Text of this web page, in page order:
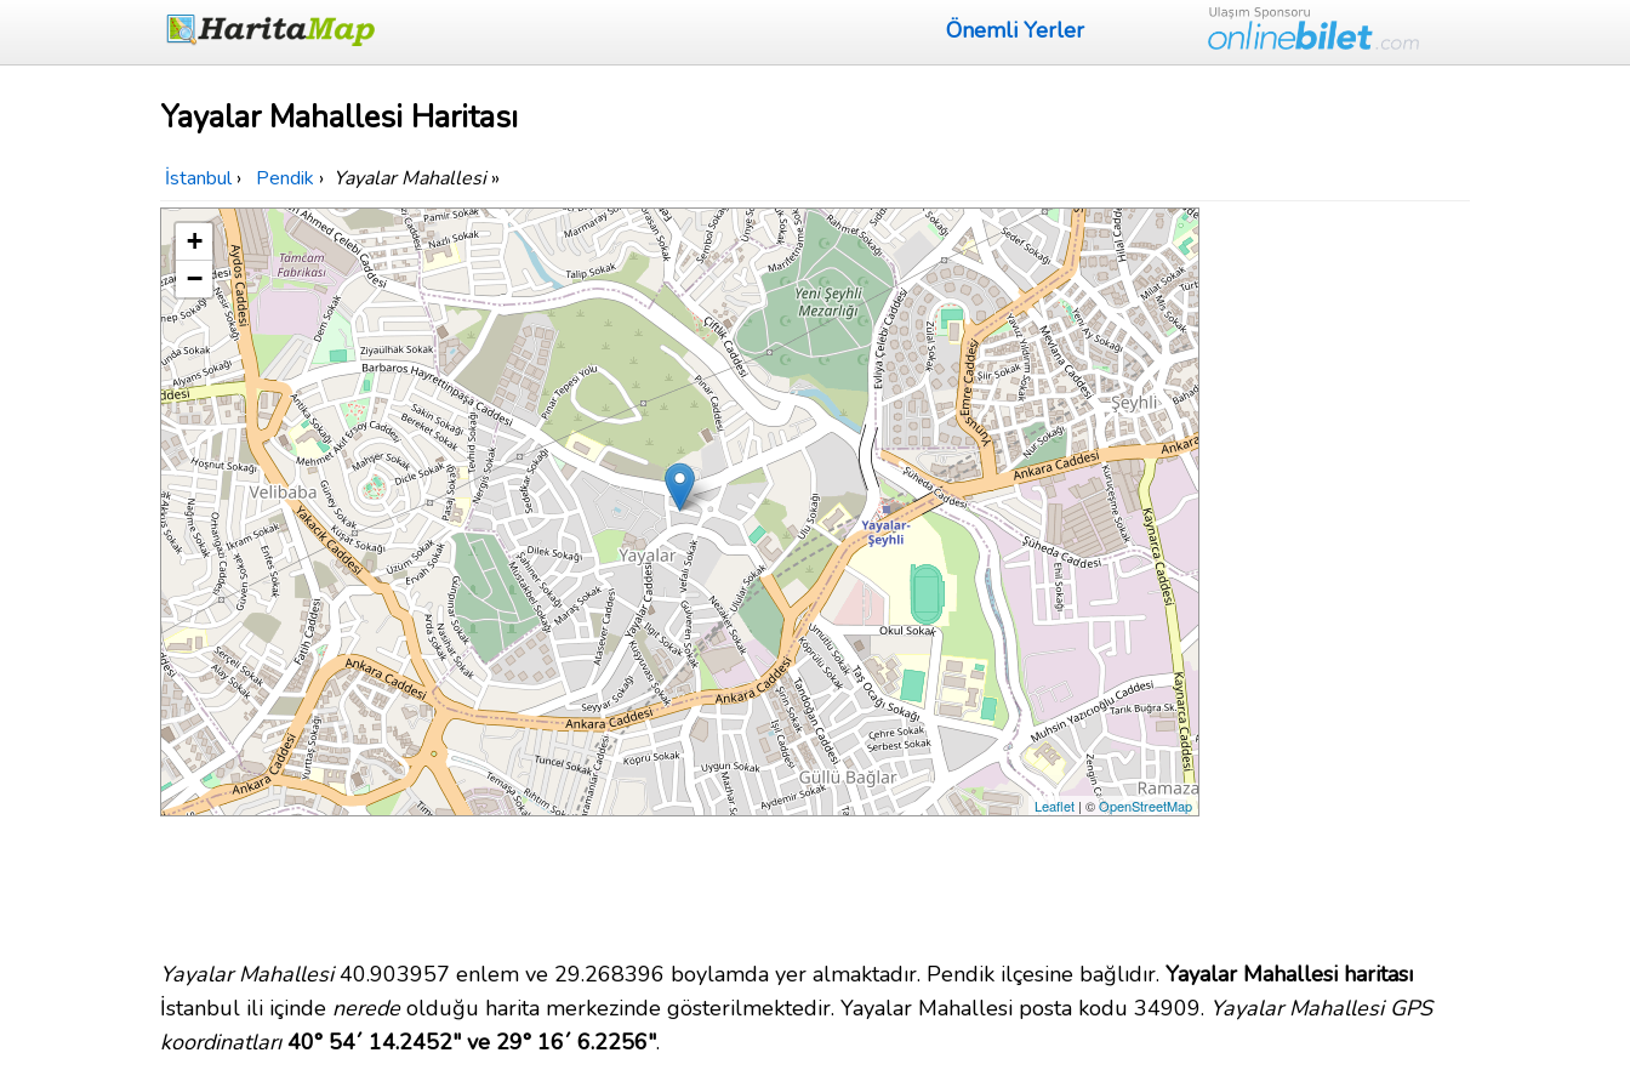
Önemli Yerler
Yayalar Mahallesi Haritası
İstanbul › Pendik › Yayalar Mahallesi»
+
−
Leaflet | ©OpenStreetMap
Yayalar Mahallesi40.903957 enlem ve 29.268396 boylamda yer almaktadır. Pendik ilçesine bağlıdır. Yayalar Mahallesi haritası
İstanbul ili içinde neredeolduğu harita merkezinde gösterilmektedir. Yayalar Mahallesi posta kodu 34909. Yayalar Mahallesi GPS
koordinatları 40° 54´ 14.2452" ve 29° 16´ 6.2256".